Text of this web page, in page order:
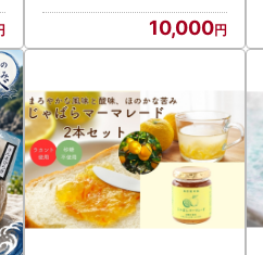
10,000